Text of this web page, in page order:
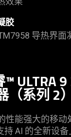
胶
导热界面
ULTRA
（系列 2）
性能强大的移动
持 AI 的全新设